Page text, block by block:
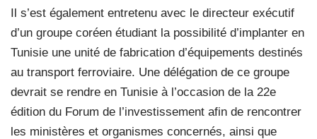
Il s’est également entretenu avec le directeur exécutif
d’un groupe coréen étudiant la possibilité d’implanter en
Tunisie une unité de fabrication d’équipements destinés
au transport ferroviaire. Une délégation de ce groupe
devrait se rendre en Tunisie à l’occasion de la 22e
édition du Forum de l’investissement afin de rencontrer
les ministères et organismes concernés, ainsi que